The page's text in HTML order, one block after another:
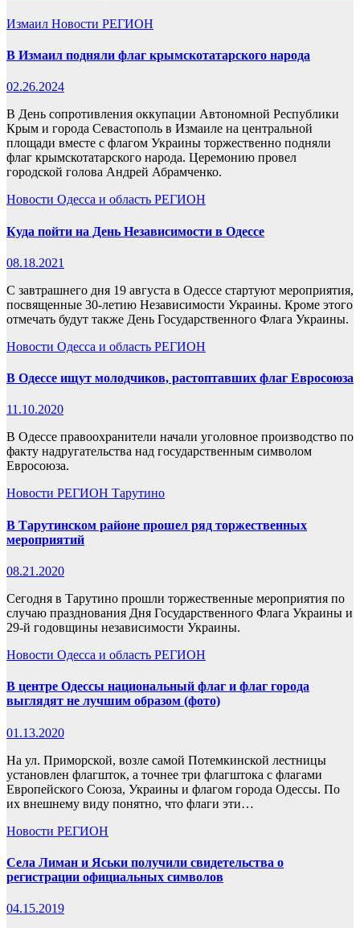
Измаил Новости РЕГИОН
В Измаил подняли флаг крымскотатарского народа
02.26.2024
В День сопротивления оккупации Автономной Республики
Крым и города Севастополь в Измаиле на центральной
площади вместе с флагом Украины торжественно подняли
флаг крымскотатарского народа. Церемонию провел
городской голова Андрей Абрамченко.
Новости Одесса и область РЕГИОН
Куда пойти на День Независимости в Одессе
08.18.2021
С завтрашнего дня 19 августа в Одессе стартуют мероприятия,
посвященные 30-летию Независимости Украины. Кроме этого
отмечать будут также День Государственного Флага Украины.
Новости Одесса и область РЕГИОН
В Одессе ищут молодчиков, растоптавших флаг Евросоюза
11.10.2020
В Одессе правоохранители начали уголовное производство по
факту надругательства над государственным символом
Евросоюза.
Новости РЕГИОН Тарутино
В Тарутинском районе прошел ряд торжественных
мероприятий
08.21.2020
Сегодня в Тарутино прошли торжественные мероприятия по
случаю празднования Дня Государственного Флага Украины и
29-й годовщины независимости Украины.
Новости Одесса и область РЕГИОН
В центре Одессы национальный флаг и флаг города
выглядят не лучшим образом (фото)
01.13.2020
На ул. Приморской, возле самой Потемкинской лестницы
установлен флагшток, а точнее три флагштока с флагами
Европейского Союза, Украины и флагом города Одессы. По
их внешнему виду понятно, что флаги эти…
Новости РЕГИОН
Села Лиман и Яськи получили свидетельства о
регистрации официальных символов
04.15.2019